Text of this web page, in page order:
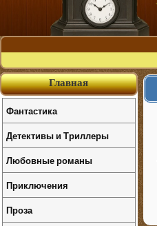
Главная
Фантастика
Детективы и Триллеры
Любовные романы
Приключения
Проза